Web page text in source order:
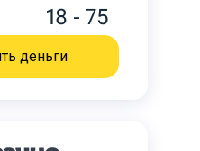
18 - 75
деньги